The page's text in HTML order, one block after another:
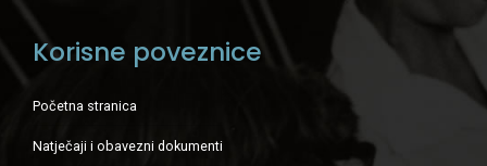
Korisne poveznice
Početna stranica
Natječaji i obavezni dokumenti